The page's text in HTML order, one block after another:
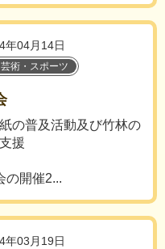
年04月14日
術・スポーツ
の普及活動及び竹林の
援
の開催2...
年03月19日